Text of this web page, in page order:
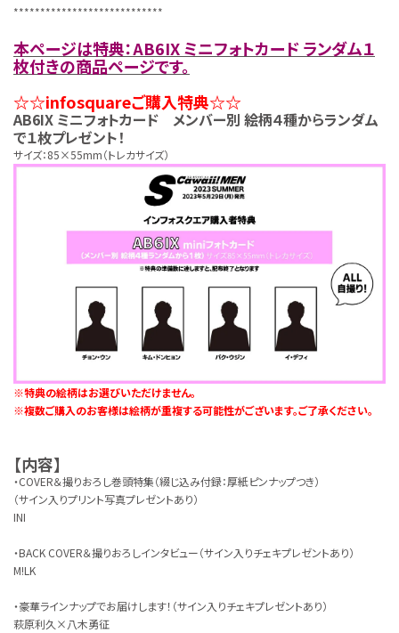
****************************
本ページは特典：AB6IX ミニフォトカード ランダム１
枚付きの商品ページです。
☆☆infosquareご購入特典☆☆
AB6IX ミニフォトカード メンバー別 絵柄４種からランダム
で１枚プレゼント！
サイズ：85×55mm（トレカサイズ）
※特典の絵柄はお選びいただけません。
※複数ご購入のお客様は絵柄が重複する可能性がございます。ご了承ください。
【内容】
・COVER＆撮りおろし巻頭特集（綴じ込み付録：厚紙ピンナップつき）
（サイン入りプリント写真プレゼントあり）
INI
・BACK COVER＆撮りおろしインタビュー（サイン入りチェキプレゼントあり）
M!LK
・豪華ラインナップでお届けします！（サイン入りチェキプレゼントあり）
萩原利久×八木勇征